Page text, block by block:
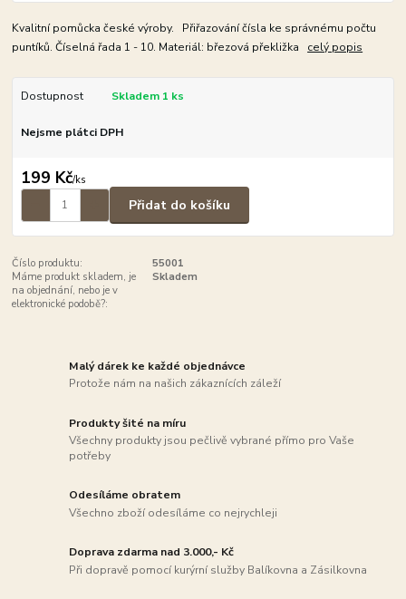
Kvalitní pomůcka české výroby. Přiřazování čísla ke správnému počtu
puntíků. Číselná řada 1 - 10. Materiál: březová překližka celý popis
Dostupnost Skladem 1 ks
Nejsme plátci DPH
199 Kč/ks
Přidat do košíku
Číslo produktu:
55001
Máme produkt skladem, je
na objednání, nebo je v
elektronické podobě?:
Skladem
Malý dárek ke každé objednávce
Protože nám na našich zákaznících záleží
Produkty šité na míru
Všechny produkty jsou pečlivě vybrané přímo pro Vaše
potřeby
Odesíláme obratem
Všechno zboží odesíláme co nejrychleji
Doprava zdarma nad 3.000,- Kč
Při dopravě pomocí kurýrní služby Balíkovna a Zásilkovna